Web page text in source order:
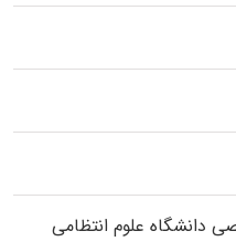
داﻧﺸﮕﺎه ﻋﻠﻮم انتظامی